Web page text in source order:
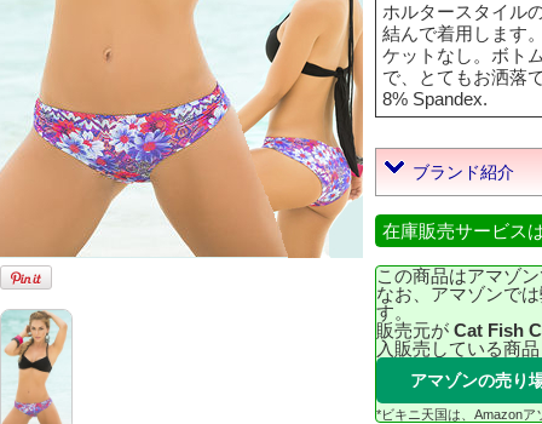
ホルタースタイル
結んで着用します
ケットなし。ボト
で、とてもお洒落
8% Spandex.
ブランド紹介
在庫販売サービス
この商品はアマゾ
なお、アマゾンで
す。
販売元が Cat Fish
入販売している商
アマゾンの売り
*ビキニ天国は、Amazon